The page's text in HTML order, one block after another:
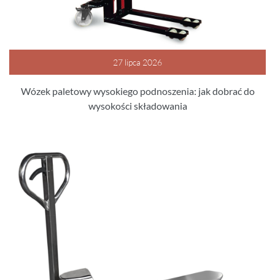
27 lipca 2026
Wózek paletowy wysokiego podnoszenia: jak dobrać do
wysokości składowania